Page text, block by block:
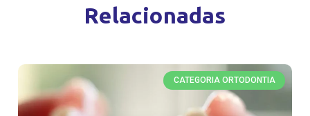
Relacionadas
CATEGORIA ORTODONTIA